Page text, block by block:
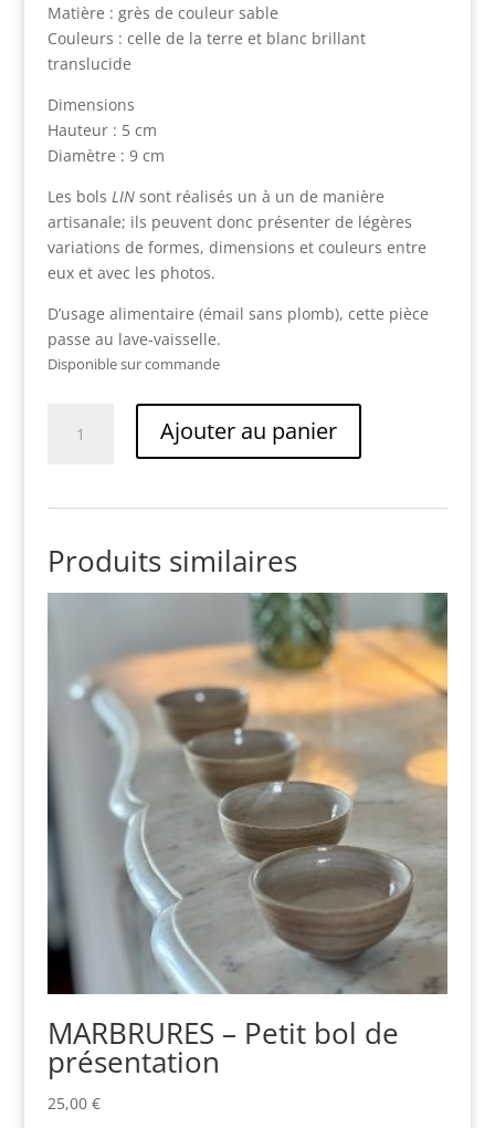
Matière : grès de couleur sable
Couleurs : celle de la terre et blanc brillant
translucide
Dimensions
Hauteur : 5 cm
Diamètre : 9 cm
Les bols LINsont réalisés un à un de manière
artisanale; ils peuvent donc présenter de légères
variations de formes, dimensions et couleurs entre
eux et avec les photos.
D’usage alimentaire (émail sans plomb), cette pièce
passe au lave-vaisselle.
Disponible sur commande
Ajouter au panier
Produits similaires
MARBRURES – Petit bol de
présentation
25,00 €